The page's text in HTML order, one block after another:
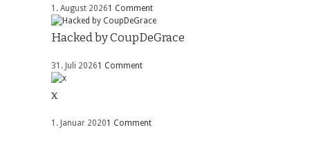
1. August 20261 Comment
Hacked by CoupDeGrace
31. Juli 20261 Comment
x
1. Januar 20201 Comment